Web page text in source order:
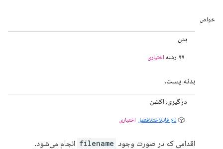
خواص
بدن
رشته اختیاری
بدنه پست.
درگیری، اکشن
نام فایلاختلافعمل اختیاری
اقدامی که در صورت وجود filename انجام می‌شود.